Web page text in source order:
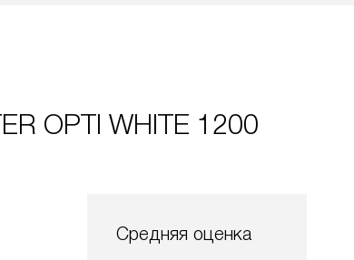
OPTI WHITE 1200
Средняя оценка